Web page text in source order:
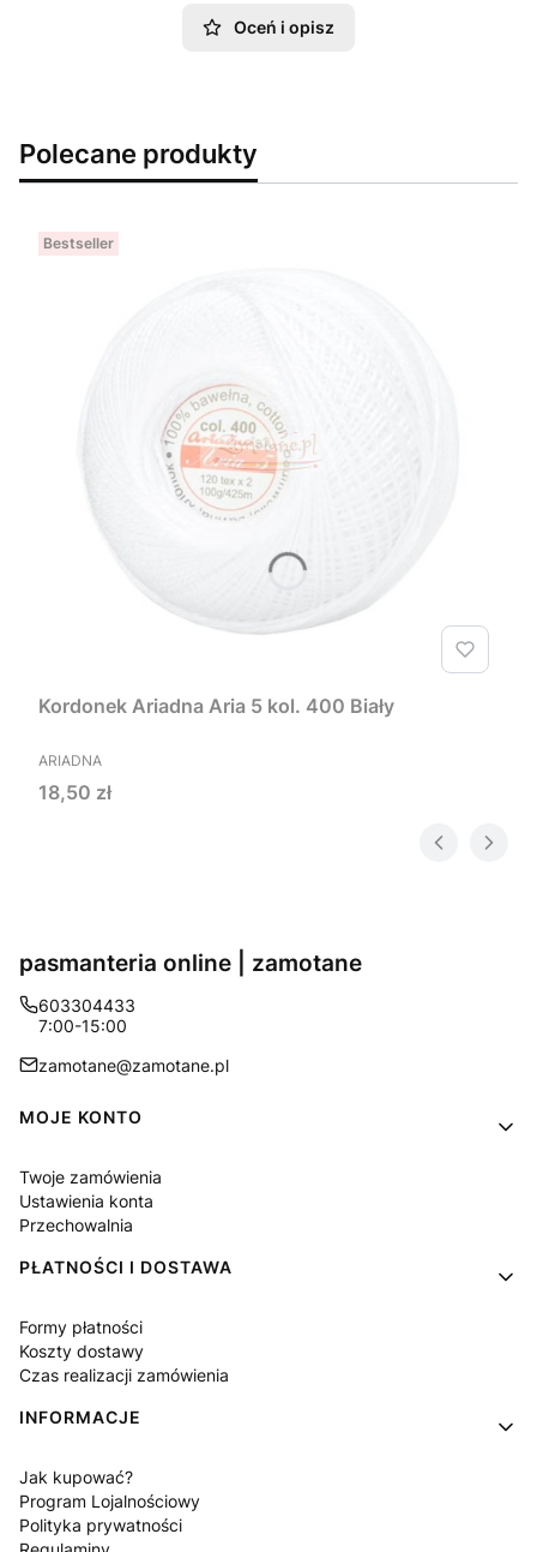
Oceń i opisz
Polecane produkty
Bestseller
Kordonek Ariadna Aria 5 kol. 400 Biały
PRODUCENT
ARIADNA
Cena
18,50 zł
pasmanteria online | zamotane
603304433
7:00-15:00
zamotane@zamotane.pl
Linki w stopce
MOJE KONTO
Twoje zamówienia
Ustawienia konta
Przechowalnia
PŁATNOŚCI I DOSTAWA
Formy płatności
Koszty dostawy
Czas realizacji zamówienia
INFORMACJE
Jak kupować?
Program Lojalnościowy
Polityka prywatności